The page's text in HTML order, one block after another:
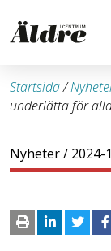
Startsida/
underlätta för
Nyheter/ 2024-